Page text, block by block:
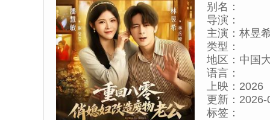
别名：
导演：
主演： 林昱
类型：
地区： 中国
语言：
上映： 2026
更新： 2026-
标签：